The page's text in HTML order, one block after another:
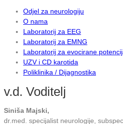
Odjel za neurologiju
O nama
Laboratorij za EEG
Laboratorij za EMNG
Laboratorij za evocirane
UZV i CD karotida
Poliklinika / Dijagnostika
v.d. Voditelj
Siniša Majski,
dr.med. specijalist neurologije,